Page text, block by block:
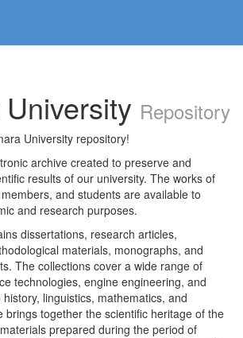
Repository
University repository!
archive created to preserve and
results of our university. The works of
and students are available to
and research purposes.
dissertations, research articles,
materials, monographs, and
The collections cover a wide range of
technologies, engine engineering, and
linguistics, mathematics, and
brings together the scientific heritage of the
prepared during the period of